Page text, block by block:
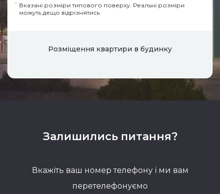
* Вказані розміри типового поверху. Реальні розміри
можуть дещо відрізнятись
Розміщення квартири в будинку
Залишились питання?
Вкажіть ваш номер телефону і ми вам
перетелефонуємо